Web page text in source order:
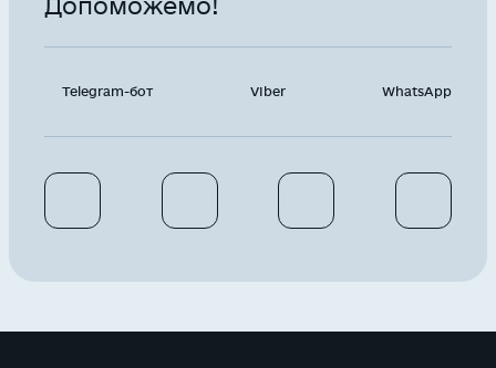
Допоможемо!
Telegram-бот Viber WhatsApp